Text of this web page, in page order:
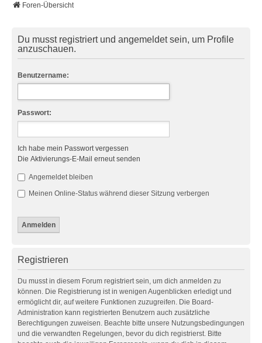
Foren-Übersicht
Du musst registriert und angemeldet sein, um Profile
anzuschauen.
Benutzername:
Passwort:
Ich habe mein Passwort vergessen
Die Aktivierungs-E-Mail erneut senden
Angemeldet bleiben
Meinen Online-Status während dieser Sitzung verbergen
Registrieren
Du musst in diesem Forum registriert sein, um dich anmelden zu
können. Die Registrierung ist in wenigen Augenblicken erledigt und
ermöglicht dir, auf weitere Funktionen zuzugreifen. Die Board-
Administration kann registrierten Benutzern auch zusätzliche
Berechtigungen zuweisen. Beachte bitte unsere Nutzungsbedingungen
und die verwandten Regelungen, bevor du dich registrierst. Bitte